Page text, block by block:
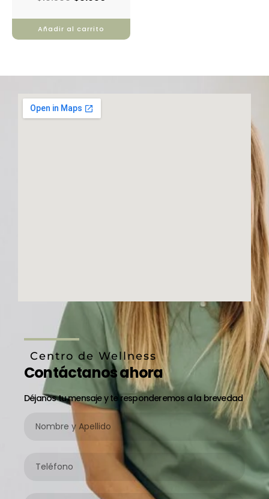
Añadir al carrito
Centro de Wellness
Contáctanos ahora
Déjanos tu mensaje y te responderemos a la brevedad